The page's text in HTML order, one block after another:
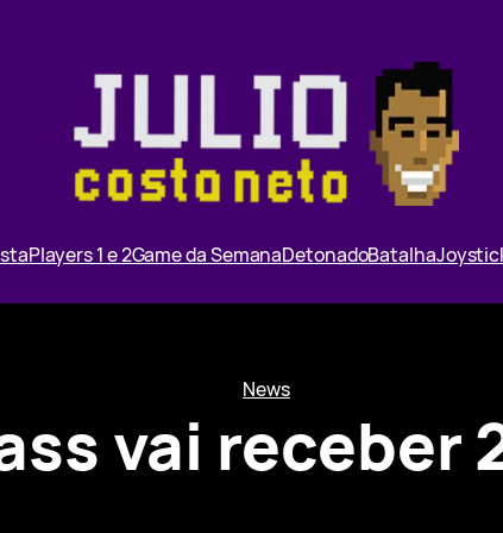
Players 1 e 2Game da SemanaDetonadoBatalha
News
vai receber